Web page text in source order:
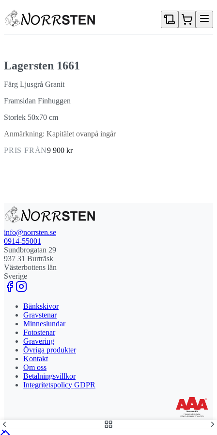
Lagersten 1661
Färg Ljusgrå Granit
Framsidan Finhuggen
Storlek 50x70 cm
Anmärkning: Kapitälet ovanpå ingår
PRIS FRÅN9 900 kr
info@norrsten.se
0914-55001
Sundbrogatan 29
937 31 Burträsk
Västerbottens län
Sverige
Bänkskivor
Gravstenar
Minneslundar
Fotostenar
Gravering
Övriga produkter
Kontakt
Om oss
Betalningsvillkor
Integritetspolicy GDPR
Stolt leverantör och delägare till Steny AB